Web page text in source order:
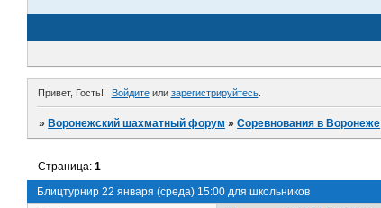
Привет, Гость! Войдитеили зарегистрируйтесь.
»Воронежский шахматный форум »Соревнования в Воронеже
Блицтурнир 22 января (среда) 15:00 для школьников
Страница:1